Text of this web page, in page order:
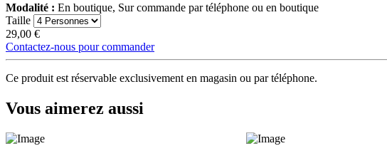
Modalité : En boutique, Sur commande par téléphone ou en boutique
Taille
29,00 €
Contactez-nous pour commander
Ce produit est réservable exclusivement en magasin ou par téléphone.
Vous aimerez aussi